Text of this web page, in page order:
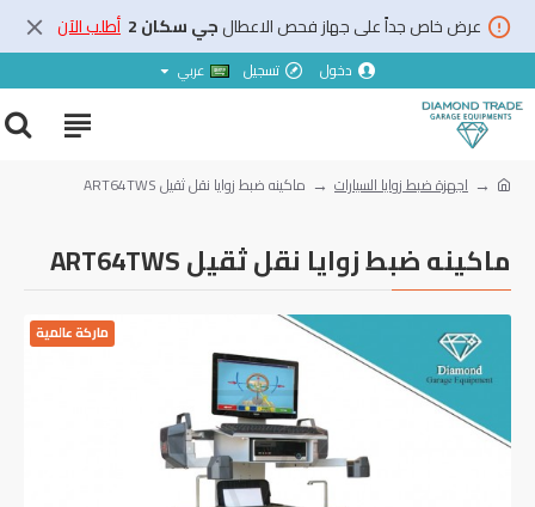
عرض خاص جداً على جهاز فحص الاعطالجي سكان 2 أطلب الآن
دخول تسجيل عربي
اجهزة ضبط زوايا السيارات ماكينه ضبط زوايا نقل ثقيل ART64TWS
ماكينه ضبط زوايا نقل ثقيل ART64TWS
ماركة عالمية